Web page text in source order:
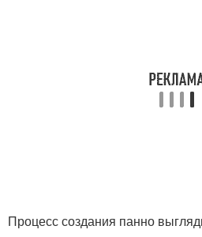
Процесс создания панно